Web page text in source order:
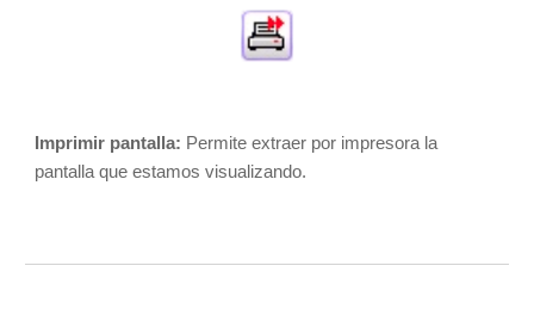
Imprimir pantalla: Permite extraer por impresora la
pantalla que estamos visualizando.